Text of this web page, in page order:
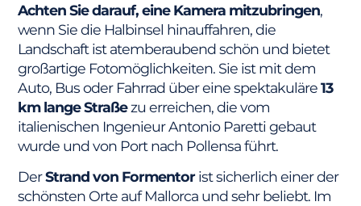
Achten Sie darauf, eine Kamera mitzubringen,
wenn Sie die Halbinsel hinauffahren, die
Landschaft ist atemberaubend schön und bietet
großartige Fotomöglichkeiten. Sie ist mit dem
Auto, Bus oder Fahrrad über eine spektakuläre13
km lange Straßezu erreichen, die vom
italienischen Ingenieur Antonio Paretti gebaut
wurde und von Port nach Pollensa führt.
DerStrand von Formentorist sicherlich einer der
schönsten Orte auf Mallorca und sehr beliebt. Im